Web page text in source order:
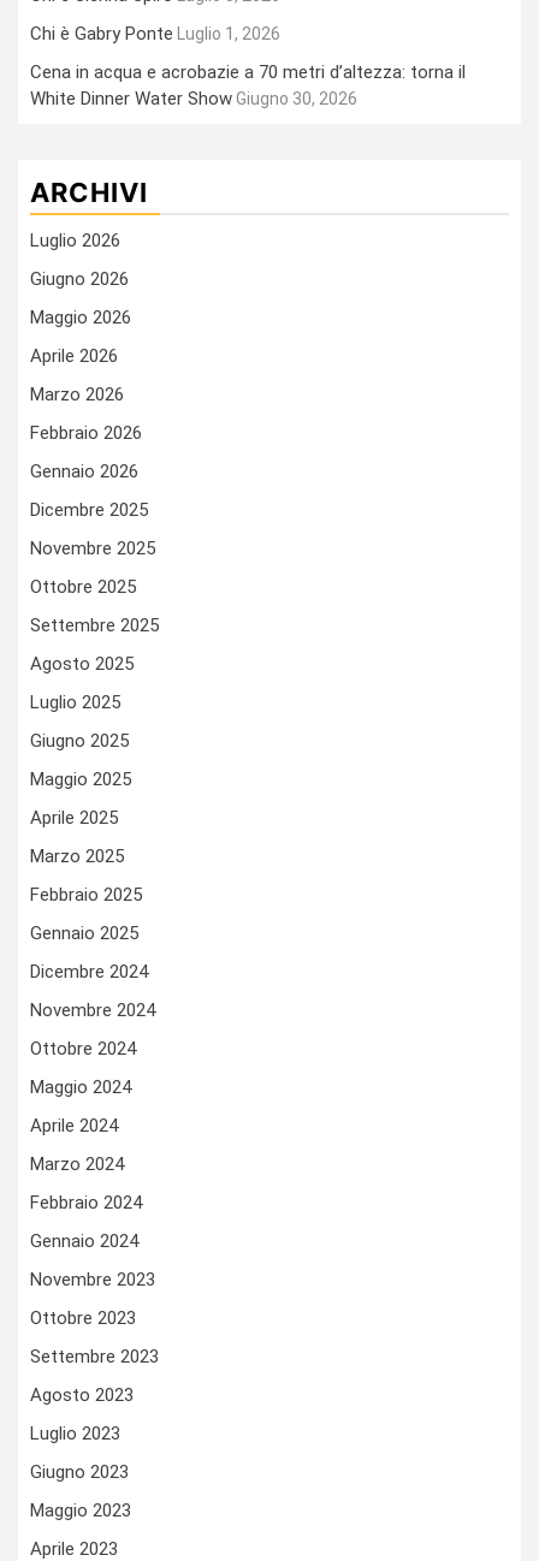
Chi è Gabry Ponte Luglio 1, 2026
Cena in acqua e acrobazie a 70 metri d’altezza: torna il
White Dinner Water ShowGiugno 30, 2026
ARCHIVI
Luglio 2026
Giugno 2026
Maggio 2026
Aprile 2026
Marzo 2026
Febbraio 2026
Gennaio 2026
Dicembre 2025
Novembre 2025
Ottobre 2025
Settembre 2025
Agosto 2025
Luglio 2025
Giugno 2025
Maggio 2025
Aprile 2025
Marzo 2025
Febbraio 2025
Gennaio 2025
Dicembre 2024
Novembre 2024
Ottobre 2024
Maggio 2024
Aprile 2024
Marzo 2024
Febbraio 2024
Gennaio 2024
Novembre 2023
Ottobre 2023
Settembre 2023
Agosto 2023
Luglio 2023
Giugno 2023
Maggio 2023
Aprile 2023